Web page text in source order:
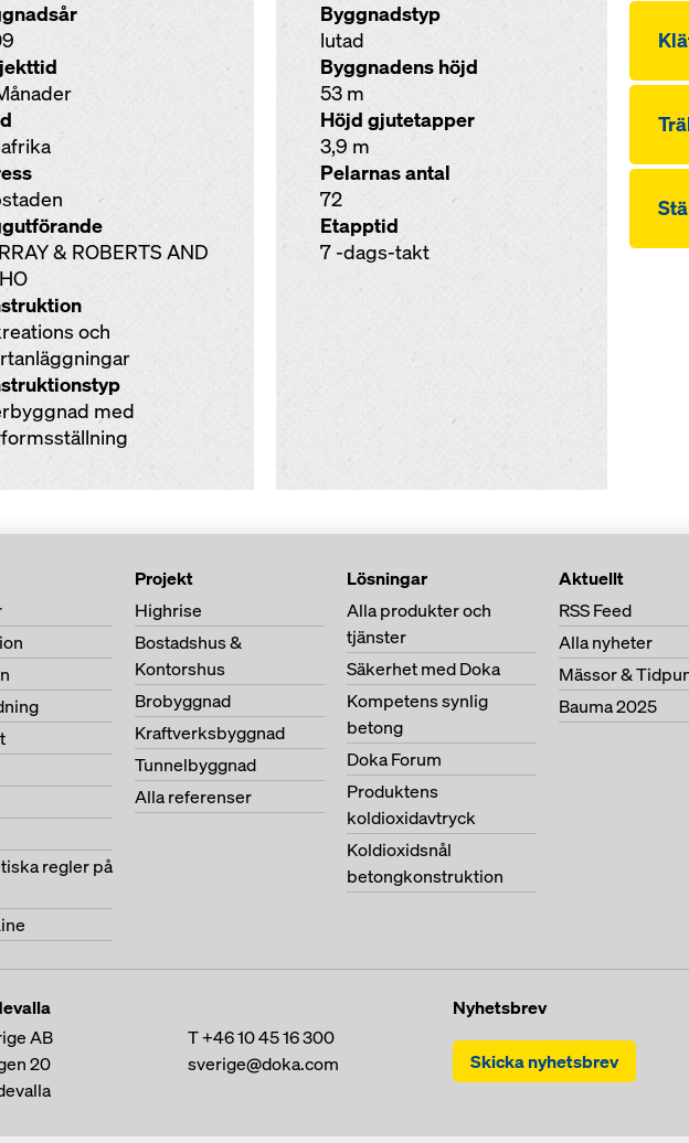
& ROBERTS AND
och
med
Byggnadstyp
lutad
Byggnadens höjd
53 m
Höjd gjutetapper
3,9 m
Pelarnas antal
72
Etapptid
7 -dags-takt
regler på
Projekt
Highrise
Bostadshus &
Kontorshus
Brobyggnad
Kraftverksbyggnad
Tunnelbyggnad
Alla referenser
Lösningar
Alla produkter och
tjänster
Säkerhet med Doka
Kompetens synlig
betong
Doka Forum
Produktens
koldioxidavtryck
Koldioxidsnål
betongkonstruktion
Aktuellt
RSS Feed
Alla nyheter
Mässor &
Bauma 2025
AB
20
T+46 10 45 16 300
sverige@doka.com
Nyhetsbrev
Skicka nyhetsbrev